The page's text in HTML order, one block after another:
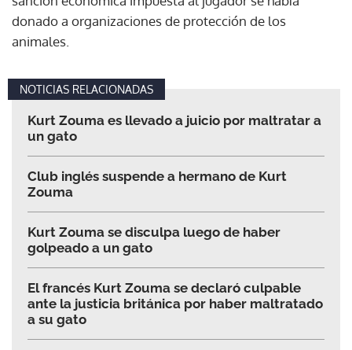
donado a organizaciones de protección de los
animales.
NOTICIAS RELACIONADAS
Kurt Zouma es llevado a juicio por maltratar a
un gato
Club inglés suspende a hermano de Kurt
Zouma
Kurt Zouma se disculpa luego de haber
golpeado a un gato
El francés Kurt Zouma se declaró culpable
ante la justicia británica por haber maltratado
a su gato